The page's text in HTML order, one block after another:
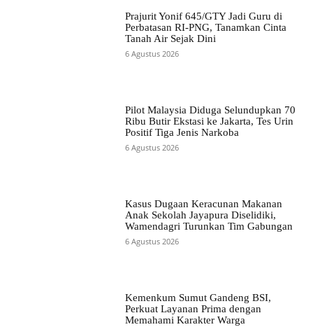
Prajurit Yonif 645/GTY Jadi Guru di
Perbatasan RI-PNG, Tanamkan Cinta
Tanah Air Sejak Dini
6 Agustus 2026
Pilot Malaysia Diduga Selundupkan 70
Ribu Butir Ekstasi ke Jakarta, Tes Urin
Positif Tiga Jenis Narkoba
6 Agustus 2026
Kasus Dugaan Keracunan Makanan
Anak Sekolah Jayapura Diselidiki,
Wamendagri Turunkan Tim Gabungan
6 Agustus 2026
Kemenkum Sumut Gandeng BSI,
Perkuat Layanan Prima dengan
Memahami Karakter Warga